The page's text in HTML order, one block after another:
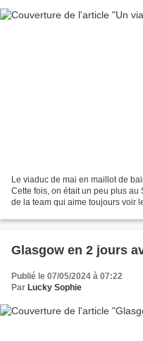
Le viaduc de mai en maillot de
Cette fois, on était un peu plus
de la team qui aime toujours voir
Glasgow en 2 jours
Publié le 07/05/2024 à 07:22
Par Lucky Sophie